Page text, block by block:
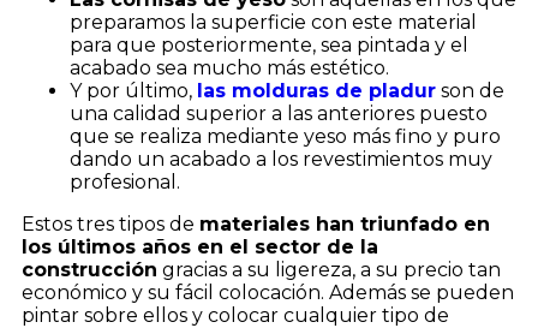
preparamos la superficie con este material
para que posteriormente, sea pintada y el
acabado sea mucho más estético.
Y por último, las molduras de pladur son de
una calidad superior a las anteriores puesto
que se realiza mediante yeso más fino y puro
dando un acabado a los revestimientos muy
profesional.
Estos tres tipos de materiales han triunfado en
los últimos años en el sector de la
construcción gracias a su ligereza, a su precio tan
económico y su fácil colocación. Además se pueden
pintar sobre ellos y colocar cualquier tipo de